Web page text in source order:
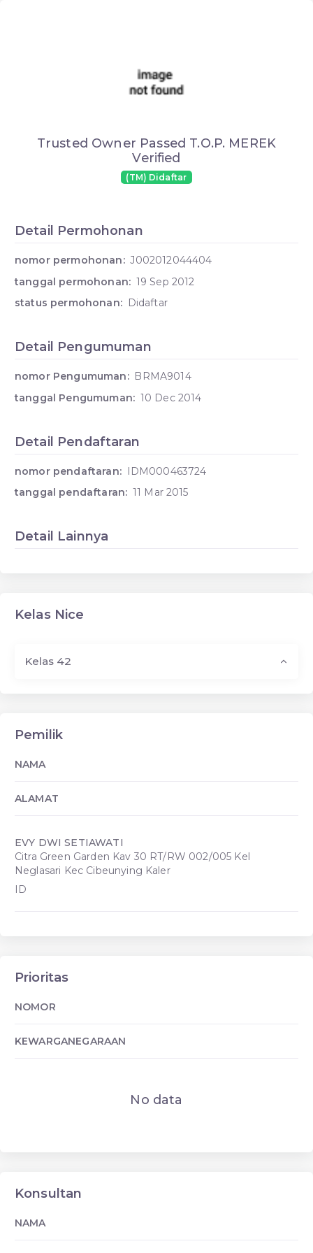
Trusted Owner Passed T.O.P. MEREK
Verified
(TM) Didaftar
Detail Permohonan
nomor permohonan: J002012044404
tanggal permohonan: 19 Sep 2012
status permohonan: Didaftar
Detail Pengumuman
nomor Pengumuman: BRMA9014
tanggal Pengumuman: 10 Dec 2014
Detail Pendaftaran
nomor pendaftaran: IDM000463724
tanggal pendaftaran: 11 Mar 2015
Detail Lainnya
Kelas Nice
Kelas 42
Pemilik
NAMA
ALAMAT
EVY DWI SETIAWATI
Citra Green Garden Kav 30 RT/RW 002/005 Kel
Neglasari Kec Cibeunying Kaler
ID
Prioritas
NOMOR
KEWARGANEGARAAN
No data
Konsultan
NAMA